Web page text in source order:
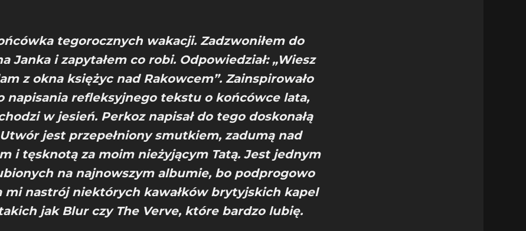
tegorocznych wakacji. Zadzwoniłem do
Janka i zapytałem co robi. Odpowiedział: „Wiesz
z okna księżyc nad Rakowcem”. Zainspirowało
napisania refleksyjnego tekstu o końcówce lata,
w jesień. Perkoz napisał do tego doskonałą
jest przepełniony smutkiem, zadumą nad
i tęsknotą za moim nieżyjącym Tatą. Jest jednym
na najnowszym albumie, bo podprogowo
mi nastrój niektórych kawałków brytyjskich kapel
jak Blur czy The Verve, które bardzo lubię.